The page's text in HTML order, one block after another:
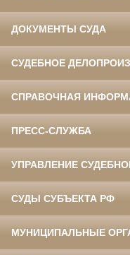
ДОКУМЕНТЫ СУДА
СУДЕБНОЕ
СПРАВОЧНАЯ
ПРЕСС-СЛУЖБА
УПРАВЛЕНИЕ
СУДЫ СУБЪЕКТА РФ
МУНИЦИПАЛЬНЫЕ